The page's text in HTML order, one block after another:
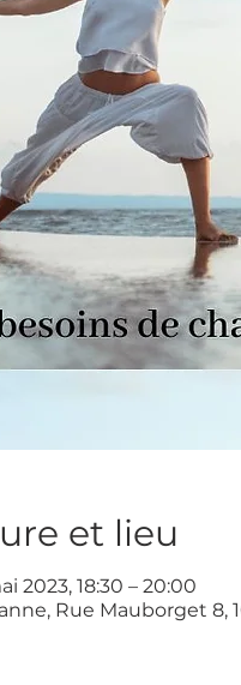
et lieu
2023, 18:30 – 20:00
Rue Mauborget 8,